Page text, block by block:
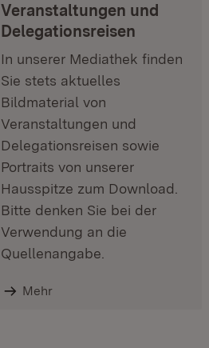
Veranstaltungen und
Delegationsreisen
In unserer Mediathek finden
Sie stets aktuelles
Bildmaterial von
Veranstaltungen und
Delegationsreisen sowie
Portraits von unserer
Hausspitze zum Download.
Bitte denken Sie bei der
Verwendung an die
Quellenangabe.
Mehr